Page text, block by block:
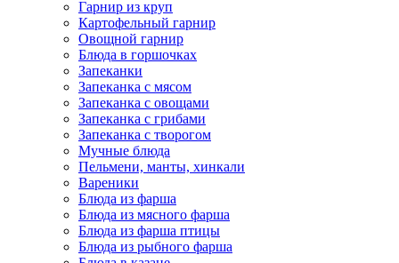
Гарнир из круп
Картофельный гарнир
Овощной гарнир
Блюда в горшочках
Запеканки
Запеканка с мясом
Запеканка с овощами
Запеканка с грибами
Запеканка с творогом
Мучные блюда
Пельмени, манты, хинкали
Вареники
Блюда из фарша
Блюда из мясного фарша
Блюда из фарша птицы
Блюда из рыбного фарша